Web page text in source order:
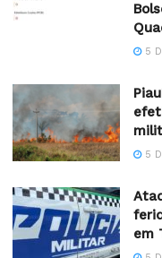
5
5
em